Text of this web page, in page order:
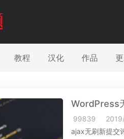
教程 汉化 作品
WordPress
99839
ajax无刷新提交